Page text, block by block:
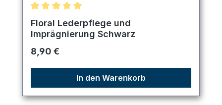
Durchschnittliche Bewertung von 5 von 5 Sternen
Floral Lederpflege und
Imprägnierung Schwarz
Regulärer Preis:
8,90 €
In den Warenkorb